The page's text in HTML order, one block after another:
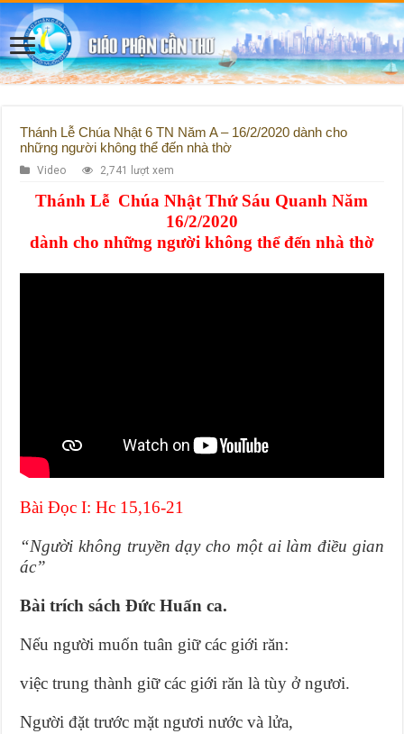
Thánh Lễ Chúa Nhật 6 TN Năm A – 16/2/2020 dành cho
những người không thể đến nhà thờ
Video 2,741 lượt xem
Thánh Lễ Chúa Nhật Thứ Sáu Quanh Năm
16/2/2020
dành cho những người không thể đến nhà thờ
Bài Ðọc I: Hc 15,16-21
“Người không truyền dạy cho một ai làm điều gian
ác”
Bài trích sách Ðức Huấn ca.
Nếu người muốn tuân giữ các giới răn:
việc trung thành giữ các giới răn là tùy ở ngươi.
Người đặt trước mặt ngươi nước và lửa,